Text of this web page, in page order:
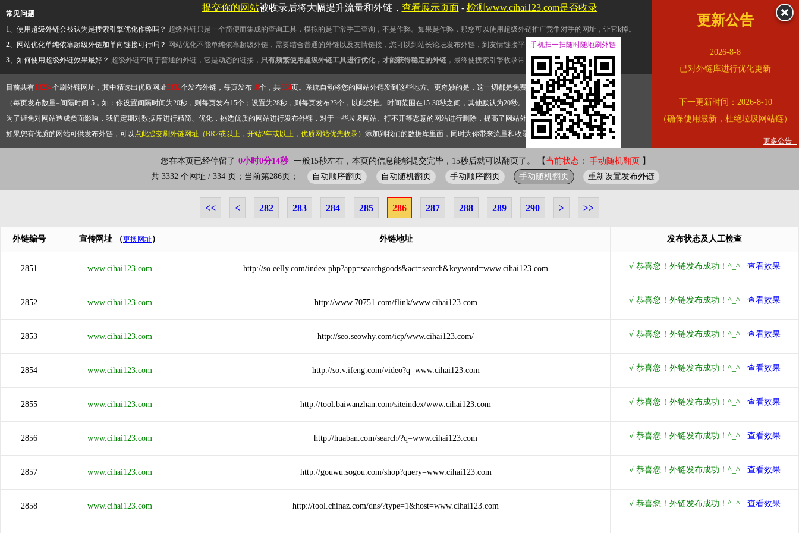
常见问题
1、使用超级外链会被认为是搜索引擎优化作弊吗？ 超级外链只是一个简便而集成的查询工具，模拟的是正常手工查询，不是作弊。如果是作弊，那您可以使用超级外链推广竞争对手的网址，让它k掉。
2、网站优化单纯依靠超级外链加单向链接可行吗？ 网站优化不能单纯依靠超级外链，需要结合普通的外链以及友情链接，您可以到站长论坛发布外链，到友情链接平台交换友情链接。
3、如何使用超级外链效果最好？ 超级外链不同于普通的外链，它是动态的链接， 只有频繁使用超级外链工具进行优化，才能获得稳定的外链 ，最终使搜索引擎收录带网址的查询页面。
目前共有13264个刷外链网址，其中精选出优质网址3332个发布外链，每页发布10个，共334页。系统自动将您的网站外链发到这些地方。更奇妙的是，这一切都是免费的。
（每页发布数量=间隔时间-5，如：你设置间隔时间为20秒，则每页发布15个；设置为28秒，则每页发布23个，以此类推。时间范围在15-30秒之间，其他默认为20秒。）
为了避免对网站造成负面影响，我们定期对数据库进行精简、优化，挑选优质的网站进行发布外链，对于一些垃圾网站、打不开等恶意的网站进行删除，提高了网站外链的质量。
如果您有优质的网站可供发布外链，可以点此提交刷外链网址（BR2或以上，开站2年或以上，优质网站优先收录） 添加到我们的数据库里面，同时为你带来流量和收录。 错误外链纠正
您在本页已经停留了 0小时0分14秒 一般15秒左右，本页的信息能够提交完毕，15秒后就可以翻页了。 【 当前状态： 手动随机翻页 】
共 3332 个网址 / 334 页；当前第286页；
自动顺序翻页 自动随机翻页 手动顺序翻页 手动随机翻页 重新设置发布外链
<< < 282 283 284 285 286 287 288 289 290 > >>
外链编号 宣传网址 （更换网址 ） 外链地址 发布状态及人工检查
2851 www.cihai123.com http://so.eelly.com/index.php?app=searchgoods&act=search&keyword=www.cihai123.com
2852 www.cihai123.com http://www.70751.com/flink/www.cihai123.com
2853 www.cihai123.com http://seo.seowhy.com/icp/www.cihai123.com/
2854 www.cihai123.com http://so.v.ifeng.com/video?q=www.cihai123.com
2855 www.cihai123.com http://tool.baiwanzhan.com/siteindex/www.cihai123.com
2856 www.cihai123.com http://huaban.com/search/?q=www.cihai123.com
2857 www.cihai123.com http://gouwu.sogou.com/shop?query=www.cihai123.com
2858 www.cihai123.com http://tool.chinaz.com/dns/?type=1&host=www.cihai123.com
提交你的网站被收录后将大幅提升流量和外链， 查看展示页面- 检测www.cihai123.com是否收录
更新公告
2026-8-8
已对外链库进行优化更新
下一更新时间：2026-8-10
（确保使用最新，杜绝垃圾网站链）
更多公告...
手机扫一扫随时随地刷外链